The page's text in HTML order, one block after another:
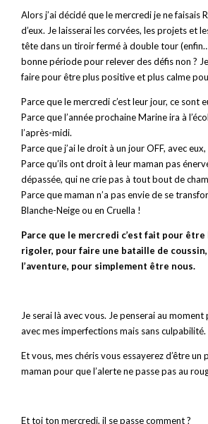
Alors j’ai décidé que le mercredi je ne faisais
d’eux. Je laisserai les corvées, les projets et
tête dans un tiroir fermé à double tour
bonne période pour relever des défis non ?
faire pour être plus positive et plus calme
Parce que le mercredi c’est leur jour, ce sont
Parce que l’année prochaine Marine ira à
l’après-midi.
Parce que j’ai le droit à un jour OFF, avec
Parce qu’ils ont droit à leur maman pas
dépassée, qui ne crie pas à tout bout de
Parce que maman n’a pas envie de se
Blanche-Neige ou en Cruella !
Parce que le mercredi c’est fait pour
rigoler, pour faire une bataille de
l’aventure, pour simplement être nous.
Je serai là avec vous. Je penserai au
avec mes imperfections mais sans culpabilité.
Et vous, mes chéris vous essayerez d’être un
maman pour que l’alerte ne passe pas au
Et toi ton mercredi, il se passe comment ?